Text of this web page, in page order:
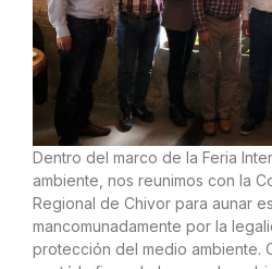
Dentro del marco de la Feria
ambiente, nos reunimos con la
Regional de Chivor para aunar
mancomunadamente por la
protección del medio ambiente.